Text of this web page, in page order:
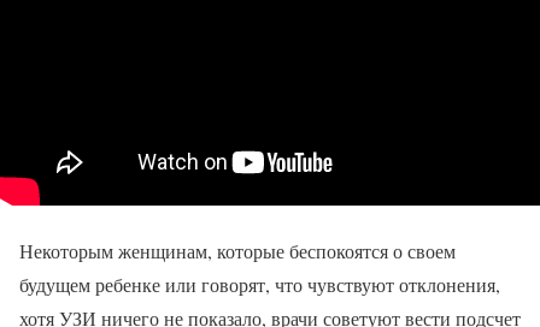
Некоторым женщинам, которые беспокоятся о своем
будущем ребенке или говорят, что чувствуют отклонения,
хотя УЗИ ничего не показало, врачи советуют вести подсчет